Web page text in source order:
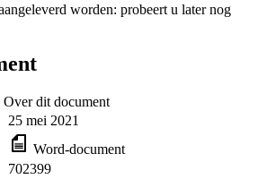
worden: probeert u later nog
Over dit document
25 mei 2021
Word-document
702399